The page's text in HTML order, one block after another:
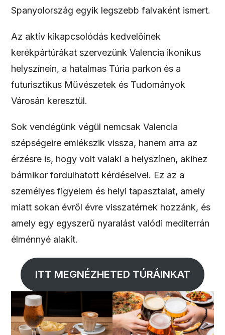
Spanyolország egyik legszebb falvaként ismert.
Az aktív kikapcsolódás kedvelőinek
kerékpártúrákat szervezünk Valencia ikonikus
helyszínein, a hatalmas Túria parkon és a
futurisztikus Művészetek és Tudományok
Városán keresztül.
Sok vendégünk végül nemcsak Valencia
szépségeire emlékszik vissza, hanem arra az
érzésre is, hogy volt valaki a helyszínen, akihez
bármikor fordulhatott kérdéseivel. Ez az a
személyes figyelem és helyi tapasztalat, amely
miatt sokan évről évre visszatérnek hozzánk, és
amely egy egyszerű nyaralást valódi mediterrán
élménnyé alakít.
ITT MEGNÉZHETED TÚRÁINKAT